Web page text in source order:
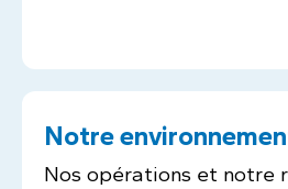
Notre
Nos opérations et notre